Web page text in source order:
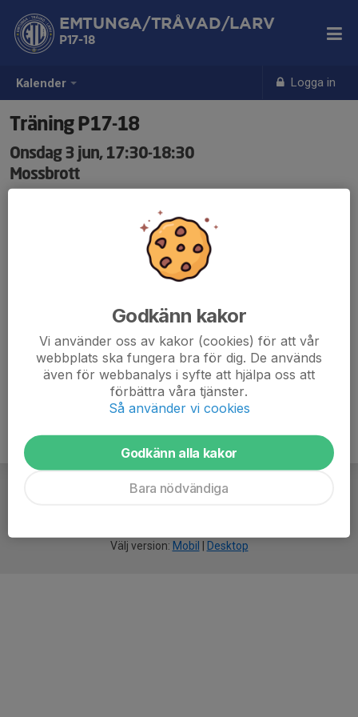
Kalender Logga in
EMTUNGA/TRÅVAD/LARV
P17-18
Träning P17-18
Onsdag 3 jun, 17:30-18:30
Mossbrott
Välj version: Mobil Desktop
Godkänn kakor
Vi använder oss av kakor (cookies) för att vår
webbplats ska fungera bra för dig. De används
även för webbanalys i syfte att hjälpa oss att
förbättra våra tjänster.
Så använder vi cookies
Godkänn alla kakor
Bara nödvändiga